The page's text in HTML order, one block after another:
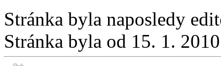
Stránka byla naposledy
Stránka byla od 15. 1.